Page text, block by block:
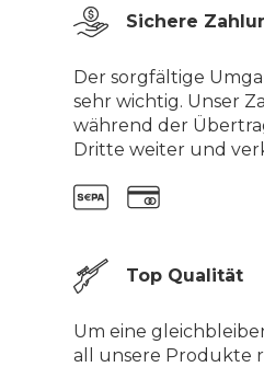
Sichere
Der sorgfältige
sehr wichtig. Unser
während der
Dritte weiter und
Top Qualität
Um eine
all unsere Produkte